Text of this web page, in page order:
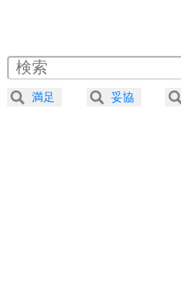
4 器の大き
プラス思考
2.0倍速 （293KB 1
2.5倍速 （234KB 59
3.0倍速 （195KB 49
満足 妥協